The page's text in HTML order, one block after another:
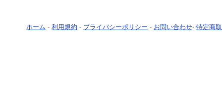
ホーム - 利用規約 - プライバシーポリシー - お問い合わせ- 特定商